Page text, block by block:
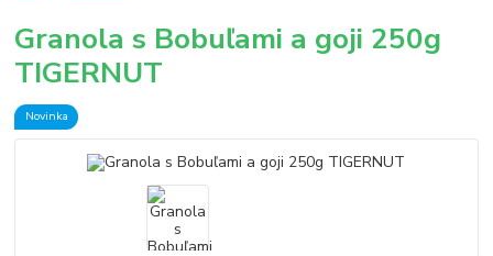
Granola s Bobuľami a goji 250g
TIGERNUT
Novinka